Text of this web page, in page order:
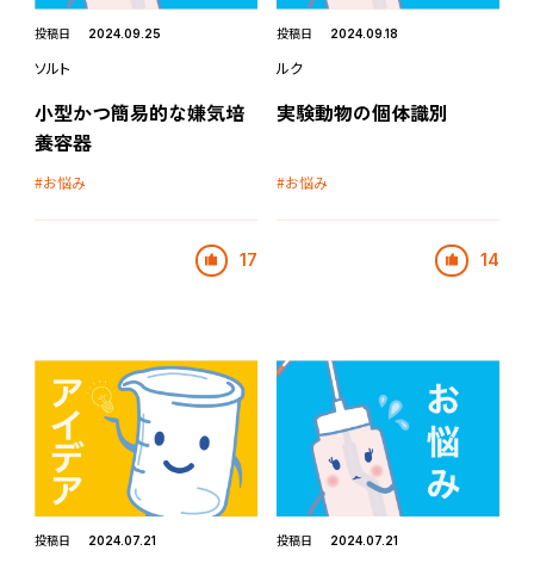
投稿日 2024.09.25
ソルト
小型かつ簡易的な嫌気培
養容器
お悩み
17
投稿日 2024.09.18
ルク
実験動物の個体識別
お悩み
14
投稿日 2024.07.21 投稿日 2024.07.21